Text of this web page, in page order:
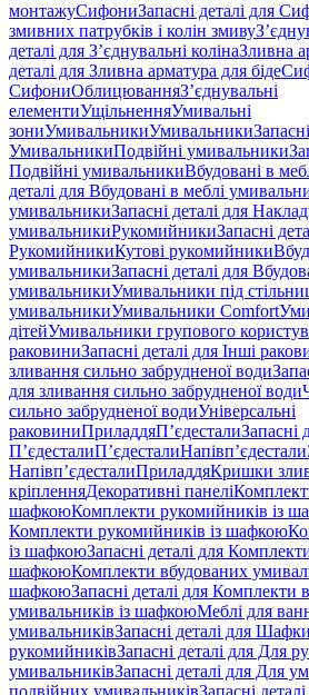
монтажуСифониЗапасні деталі для
змивних патрубків і колін змиву
деталі для З’єднувальні колінаЗливна
деталі для Зливна арматура для біде
СифониОблицюванняЗ’єднувальні
елементиУщільненняУмивальні
зониУмивальникиУмивальники
УмивальникиПодвійні умивальники
Подвійні умивальникиВбудовані в
деталі для Вбудовані в меблі
умивальникиЗапасні деталі для
умивальникиРукомийникиЗапасні
РукомийникиКутові рукомийники
умивальникиЗапасні деталі для
умивальникиУмивальники під
умивальникиУмивальники Comfort
дітейУмивальники групового
раковиниЗапасні деталі для Інші
зливання сильно забрудненої води
для зливання сильно забрудненої води
сильно забрудненої водиУніверсальні
раковиниПриладдяП’єдесталиЗапасні
П’єдесталиП’єдесталиНапівп’єдестали
Напівп’єдесталиПриладдяКришки
кріпленняДекоративні панелі
шафкоюКомплекти рукомийників із
Комплекти рукомийників із шафкою
із шафкоюЗапасні деталі для
шафкоюКомплекти вбудованих
шафкоюЗапасні деталі для Комплекти
умивальників із шафкоюМеблі для
умивальниківЗапасні деталі для
рукомийниківЗапасні деталі для Для
умивальниківЗапасні деталі для Для
подвійних умивальниківЗапасні